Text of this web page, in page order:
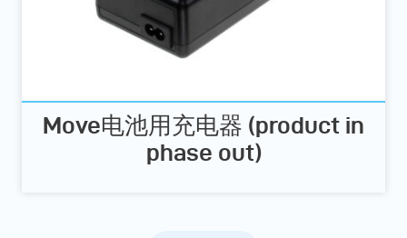
Move电池用充电器 (product in
phase out)